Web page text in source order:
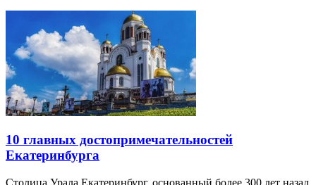
10 главных достопримечательностей
Екатеринбурга
Столица Урала Екатеринбург, основанный более 300 лет назад